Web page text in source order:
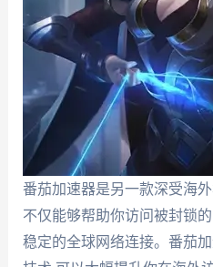
番茄加速器是另一款深受海
不仅能够帮助你访问被封锁
稳定的全球网络连接。番茄